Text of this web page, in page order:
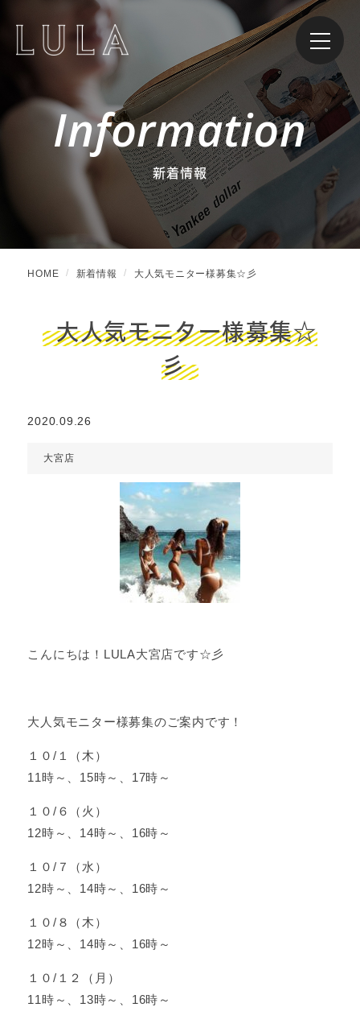
Information
新着情報
HOME 新着情報 大人気モニター様募集☆彡
大人気モニター様募集☆
彡
2020.09.26
大宮店
こんにちは！LULA大宮店です☆彡
大人気モニター様募集のご案内です！
１０/１（木）
11時～、15時～、17時～
１０/６（火）
12時～、14時～、16時～
１０/７（水）
12時～、14時～、16時～
１０/８（木）
12時～、14時～、16時～
１０/１２（月）
11時～、13時～、16時～